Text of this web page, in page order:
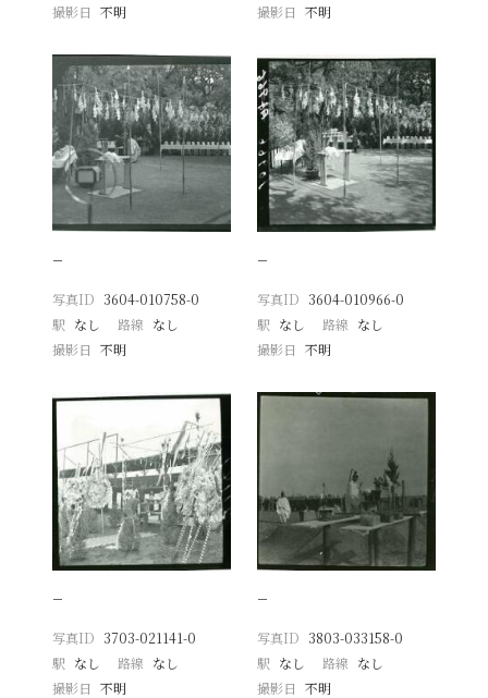
撮影日
不明
撮影日 不明
−
写真ID 3604-010758-0
駅 なし 路線 なし
撮影日
不明
−
写真ID 3604-010966-0
駅 なし 路線 なし
撮影日 不明
−
写真ID 3703-021141-0
駅 なし 路線 なし
撮影日
不明
−
写真ID 3803-033158-0
駅 なし 路線 なし
撮影日 不明